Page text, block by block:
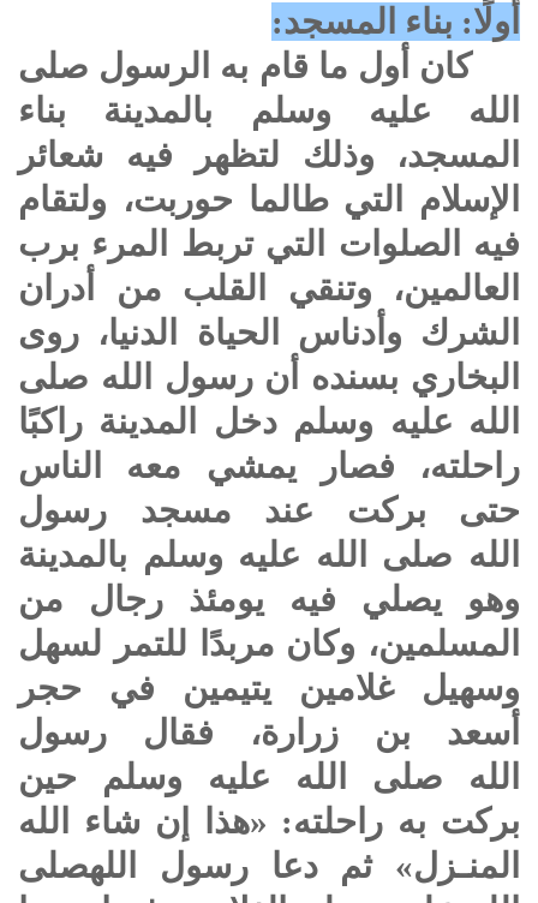
أولًا: بناء المسجد:
كان أول ما قام به الرسول صلى
الله عليه وسلم بالمدينة بناء
المسجد، وذلك لتظهر فيه شعائر
الإسلام التي طالما حوربت، ولتقام
فيه الصلوات التي تربط المرء برب
العالمين، وتنقي القلب من أدران
الشرك وأدناس الحياة الدنيا، روى
البخاري بسنده أن رسول الله صلى
الله عليه وسلمدخل المدينة راكبًا
راحلته، فصار يمشي معه الناس
حتى بركت عند مسجد رسول
الله صلى الله عليه وسلم بالمدينة
وهو يصلي فيه يومئذ رجال من
المسلمين، وكان مربدًا للتمر لسهل
وسهيل غلامين يتيمين في حجر
أسعد بن زرارة، فقال رسول
الله صلى الله عليه وسلم حين
بركت به راحلته: «هذا إن شاء الله
المنـزل» ثم دعا رسول اللهصلى